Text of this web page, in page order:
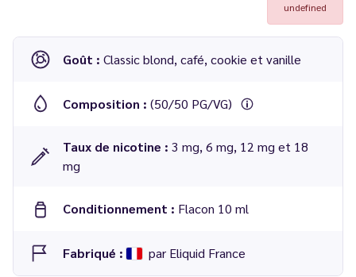
undefined
Goût : Classic blond, café, cookie et vanille
Composition : (50/50 PG/VG)
Taux de nicotine : 3 mg, 6 mg, 12 mg et 18
mg
Conditionnement : Flacon 10 ml
Fabriqué : par Eliquid France